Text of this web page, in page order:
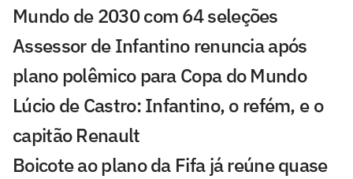
Mundo de 2030 com 64 seleções
Assessor de Infantino renuncia após
plano polêmico para Copa do Mundo
Lúcio de Castro: Infantino, o refém, e o
capitão Renault
Boicote ao plano da Fifa já reúne quase